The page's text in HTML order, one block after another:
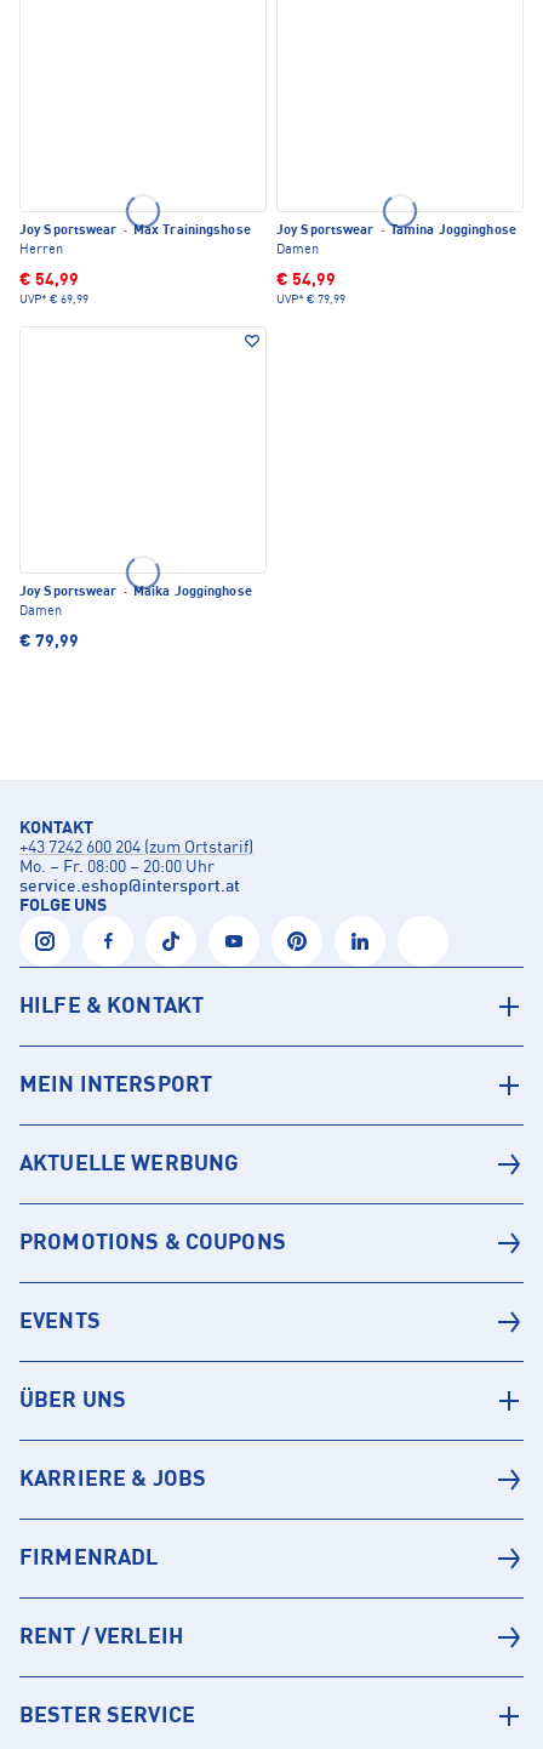
Joy Sportswear · Max Trainingshose
Herren
€ 54,99
UVP* € 69,99
Joy Sportswear · Tamina Jogginghose
Damen
€ 54,99
UVP* € 79,99
Joy Sportswear · Maika Jogginghose
Damen
€ 79,99
KONTAKT
+43 7242 600 204 (zum Ortstarif)
Mo. – Fr. 08:00 – 20:00 Uhr
service.eshop@intersport.at
FOLGE UNS
HILFE & KONTAKT
MEIN INTERSPORT
AKTUELLE WERBUNG
PROMOTIONS & COUPONS
EVENTS
ÜBER UNS
KARRIERE & JOBS
FIRMENRADL
RENT / VERLEIH
BESTER SERVICE